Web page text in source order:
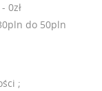
- 0zł
do 50pln
;